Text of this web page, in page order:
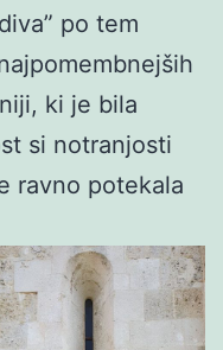
po tem
ki je bila
si notranjosti
ravno potekala